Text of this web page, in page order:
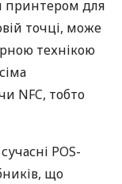
принтером для
точці, може
технікою
NFC, тобто
POS-
що